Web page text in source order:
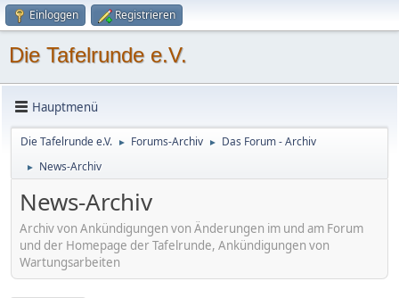
Einloggen Registrieren
Die Tafelrunde e.V.
Hauptmenü
Die Tafelrunde e.V. ► Forums-Archiv ► Das Forum - Archiv
► News-Archiv
News-Archiv
Archiv von Ankündigungen von Änderungen im und am Forum
und der Homepage der Tafelrunde, Ankündigungen von
Wartungsarbeiten